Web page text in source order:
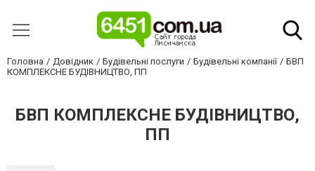
Головна Довідник Будівельні послуги Будівельні компанії
БВП
КОМПЛЕКСНЕ БУДІВНИЦТВО, ПП
БВП КОМПЛЕКСНЕ БУДІВНИЦТВО,
ПП